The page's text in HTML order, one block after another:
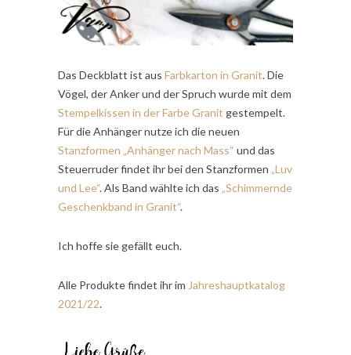
Das Deckblatt ist aus Farbkarton in Granit. Die
Vögel, der Anker und der Spruch wurde mit dem
Stempelkissen in der Farbe Granit gestempelt.
Für die Anhänger nutze ich die neuen
Stanzformen „Anhänger nach Mass“ und das
Steuerruder findet ihr bei den Stanzformen „Luv
und Lee“. Als Band wählte ich das „Schimmernde
Geschenkband in Granit“.
Ich hoffe sie gefällt euch.
Alle Produkte findet ihr im Jahreshauptkatalog
2021/22.